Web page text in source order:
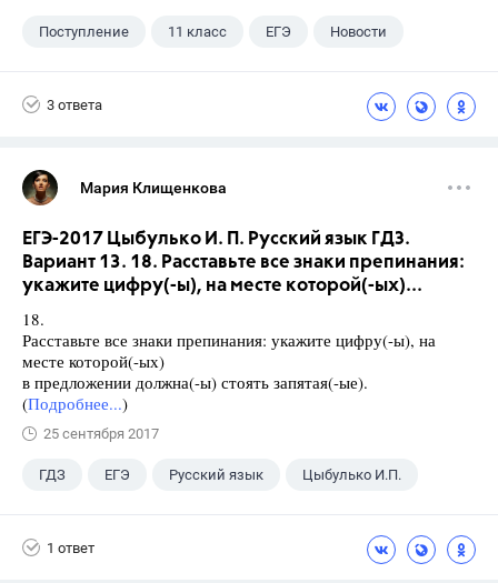
Поступление 11 класс ЕГЭ Новости
3 ответа
Мария Клищенкова
ЕГЭ-2017 Цыбулько И. П. Русский язык ГДЗ.
Вариант 13. 18. Расставьте все знаки препинания:
укажите цифру(-ы), на месте которой(-ых)...
18.
Расставьте все знаки препинания: укажите цифру(-ы), на
месте которой(-ых)
в предложении должна(-ы) стоять запятая(-ые).
(Подробнее...)
25 сентября 2017
ГДЗ ЕГЭ Русский язык Цыбулько И.П.
1 ответ